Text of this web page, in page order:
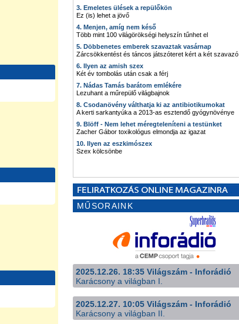
3. Emeletes ülések a repülőkön
Ez (is) lehet a jövő
4. Menjen, amíg nem késő
Több mint 100 világörökségi helyszín tűnhet el
5. Döbbenetes emberek szavaztak vasárnap
Zárcsökkentést és táncos játszóteret kért a két szavazó
6. Ilyen az amish szex
Két év tombolás után csak a férj
7. Nádas Tamás barátom emlékére
Lezuhant a műrepülő világbajnok
8. Csodanövény válthatja ki az antibiotikumokat
A kerti sarkantyúka a 2013-as esztendő gyógynövénye
9. Blöff - Nem lehet méregteleníteni a testünket
Zacher Gábor toxikológus elmondja az igazat
10. Ilyen az eszkimószex
Szex kölcsönbe
MŰSORAINK
2025.12.26. 18:35 Világszám - Inforádió
Karácsony a világban I.
2025.12.27. 10:05 Világszám - Inforádió
Karácsony a világban II.